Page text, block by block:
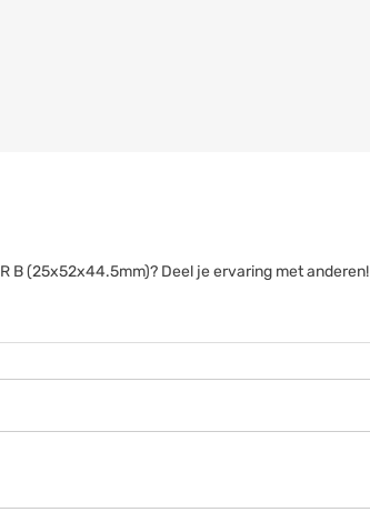
B (25x52x44.5mm)? Deel je ervaring met anderen!